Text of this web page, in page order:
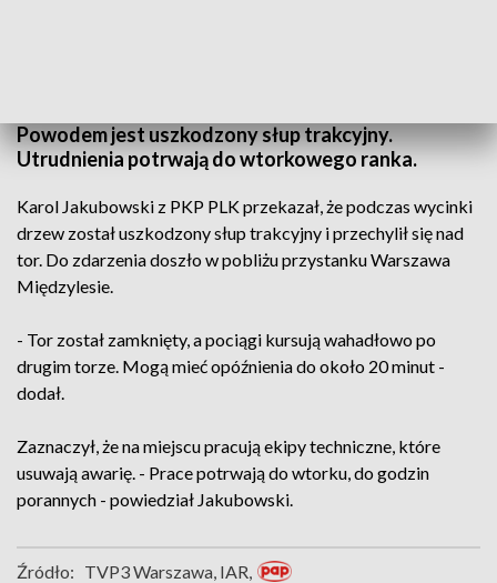
Powodem jest uszkodzony słup trakcyjny.
Utrudnienia potrwają do wtorkowego ranka.
Karol Jakubowski z PKP PLK przekazał, że podczas wycinki
drzew został uszkodzony słup trakcyjny i przechylił się nad
tor. Do zdarzenia doszło w pobliżu przystanku Warszawa
Międzylesie.
- Tor został zamknięty, a pociągi kursują wahadłowo po
drugim torze. Mogą mieć opóźnienia do około 20 minut -
dodał.
Zaznaczył, że na miejscu pracują ekipy techniczne, które
usuwają awarię. - Prace potrwają do wtorku, do godzin
porannych - powiedział Jakubowski.
Źródło: TVP3 Warszawa, IAR,